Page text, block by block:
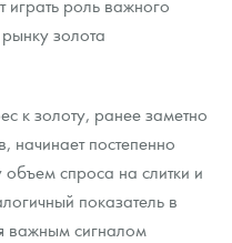
роль важного
золота
к золоту, ранее заметно
начинает постепенно
объем спроса на слитки и
показатель в
важным сигналом